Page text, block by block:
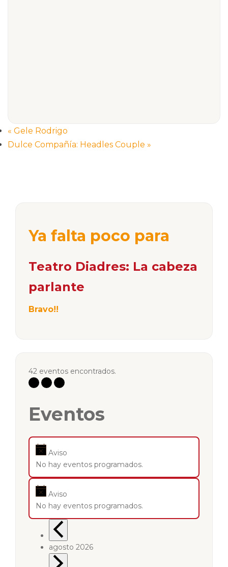
« Gele Rodrigo
Dulce Compañía: Headles Couple »
Ya falta poco para
Teatro Diadres: La cabeza
parlante
Bravo!!
42 eventos encontrados.
Eventos
Aviso
No hay eventos programados.
Aviso
No hay eventos programados.
agosto 2026